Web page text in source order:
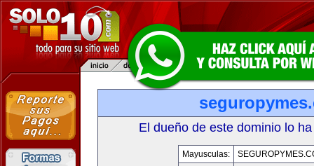
El dueño de este dominio lo
Mayusculas: